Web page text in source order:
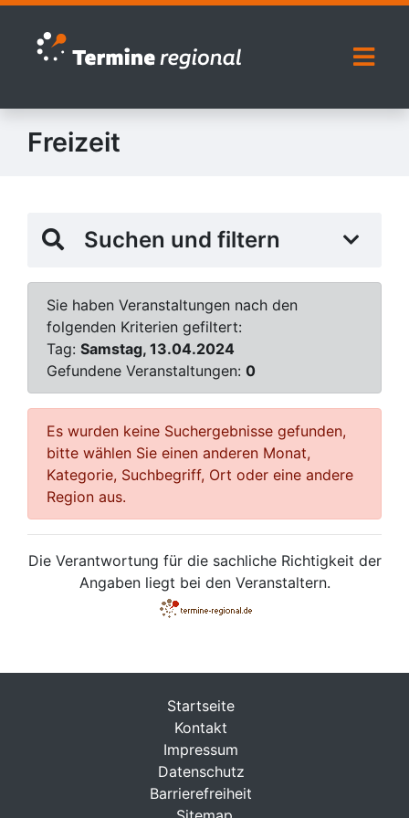
Zur Navigation springen
Zum Inhalt springen
Freizeit
Suchen und filtern
Sie haben Veranstaltungen nach den
folgenden Kriterien gefiltert:
Tag: Samstag, 13.04.2024
Gefundene Veranstaltungen: 0
Es wurden keine Suchergebnisse gefunden,
bitte wählen Sie einen anderen Monat,
Kategorie, Suchbegriff, Ort oder eine andere
Region aus.
Die Verantwortung für die sachliche Richtigkeit der
Angaben liegt bei den Veranstaltern.
Startseite
Kontakt
Impressum
Datenschutz
Barrierefreiheit